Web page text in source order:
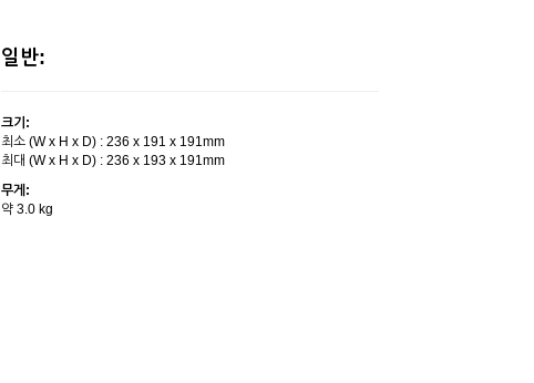
일반:
크기:
최소 (W x H x D) : 236 x 191 x 191mm
최대 (W x H x D) : 236 x 193 x 191mm
무게:
약 3.0 kg